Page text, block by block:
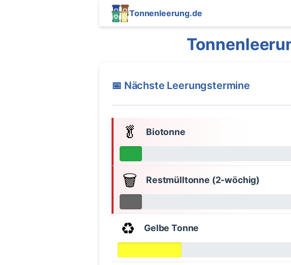
Tonnenleerung.de
📅 Nächste Leerungstermine
🥬 Biotonne
🗑️ Restmülltonne (2-wöchig)
♻️ Gelbe Tonne